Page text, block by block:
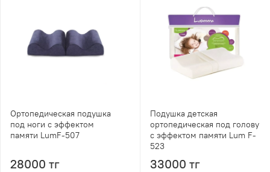
Ортопедическая подушка
под ноги с эффектом
памяти LumF-507
28000 тг
Подушка детская
ортопедическая под голову
с эффектом памяти Lum F-
523
33000 тг